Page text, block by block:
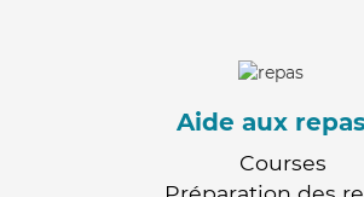
Aide aux repas
Courses